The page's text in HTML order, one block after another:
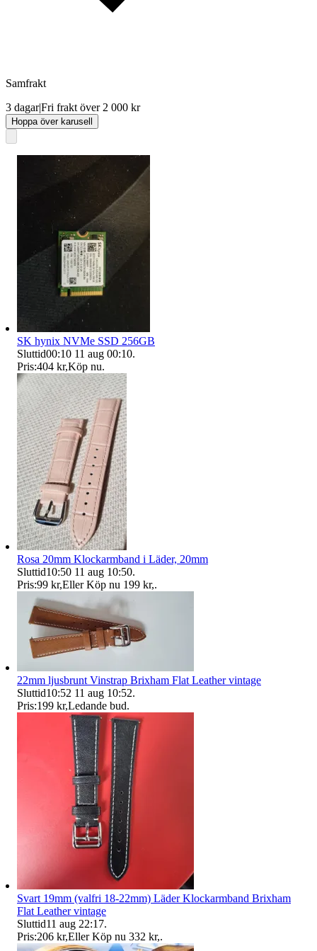
Samfrakt
3 dagar|Fri frakt över 2 000 kr
Hoppa över karusell
SK hynix NVMe SSD 256GB
Sluttid00:10 11 aug 00:10.
Pris:404 kr,Köp nu.
Rosa 20mm Klockarmband i Läder, 20mm
Sluttid10:50 11 aug 10:50.
Pris:99 kr,Eller Köp nu 199 kr,.
22mm ljusbrunt Vinstrap Brixham Flat Leather vintage
Sluttid10:52 11 aug 10:52.
Pris:199 kr,Ledande bud.
Svart 19mm (valfri 18-22mm) Läder Klockarmband Brixham
Flat Leather vintage
Sluttid11 aug 22:17.
Pris:206 kr,Eller Köp nu 332 kr,.